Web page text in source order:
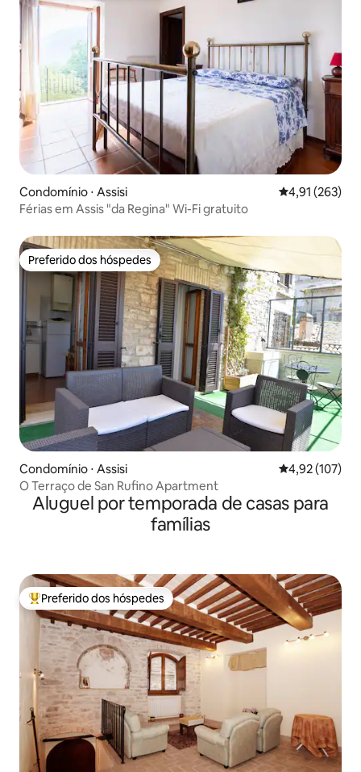
Condomínio ⋅ Assisi 4,91 de uma
4,91 (263)
Férias em Assis "da Regina" Wi-Fi gratuito
Preferido dos hóspedes
Preferido dos hóspedes
Condomínio ⋅ Assisi 4,92 de uma
4,92 (107)
O Terraço de San Rufino Apartment
Aluguel por temporada de casas para
famílias
Entre os melhores preferidos dos hóspedes
Preferido dos hóspedes